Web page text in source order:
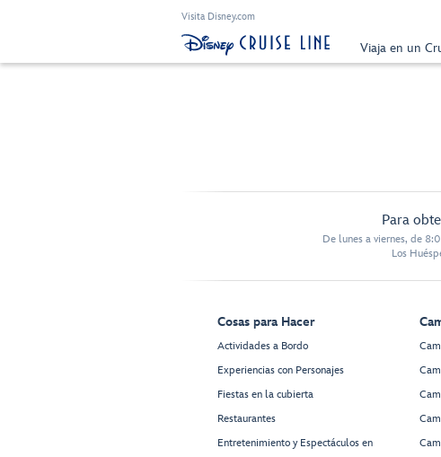
Visita Disney.com
Viaja en un
Para
De lunes a viernes, de
Los
Cosas para Hacer
Actividades a Bordo
Experiencias con Personajes
Fiestas en la cubierta
Restaurantes
Entretenimiento y Espectáculos en